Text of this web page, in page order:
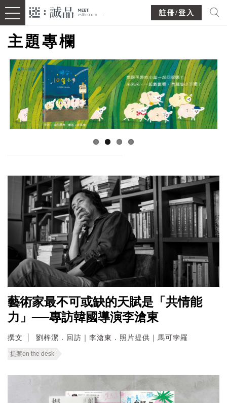
註冊/登入
主題專欄
藝術家最不可或缺的天賦是「共情能
力」──專訪韓國導演李滄東
撰文 劉梓潔．回訪｜李滄東．照片提供｜馬可孛羅
提案on the desk